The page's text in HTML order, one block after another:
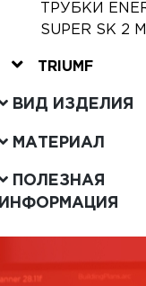
ТРУБКИ
SUPER SK 2 М
TRIUMF
ВИД ИЗДЕЛИЯ
МАТЕРИАЛ
ПОЛЕЗНАЯ
ИНФОРМАЦИЯ